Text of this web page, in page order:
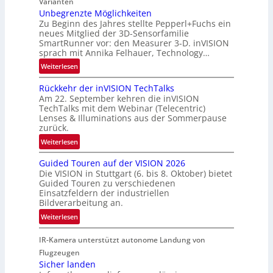
a
u
m
f
a
h
r
t
t
e
c
h
i
k
t
n
e
r
s
c
h
a
f
t
i
s
c
h
e
n
4
K
-
M
e
Unbegrenzte Möglichkeiten
Zu Beginn des Jahres stellte Pepperl+Fuchs ein
neues Mitglied der 3D-Sensorfamilie
SmartRunner vor: den Measurer 3-D. inVISION
sprach mit Annika Felhauer, Technology…
Weiterlesen:
U
n
b
e
g
r
e
z
t
e
M
ö
g
l
i
c
Rückkehr der inVISION TechTalks
Am 22. September kehren die inVISION
TechTalks mit dem Webinar (Telecentric)
Lenses & Illuminations aus der Sommerpause
zurück.
Weiterlesen:
R
ü
c
k
k
e
h
d
e
r
Guided Touren auf der VISION 2026
Die VISION in Stuttgart (6. bis 8. Oktober) bietet
Guided Touren zu verschiedenen
Einsatzfeldern der industriellen
Bildverarbeitung an.
Weiterlesen:
G
u
i
d
IR-Kamera unterstützt autonome Landung von
Flugzeugen
Sicher landen